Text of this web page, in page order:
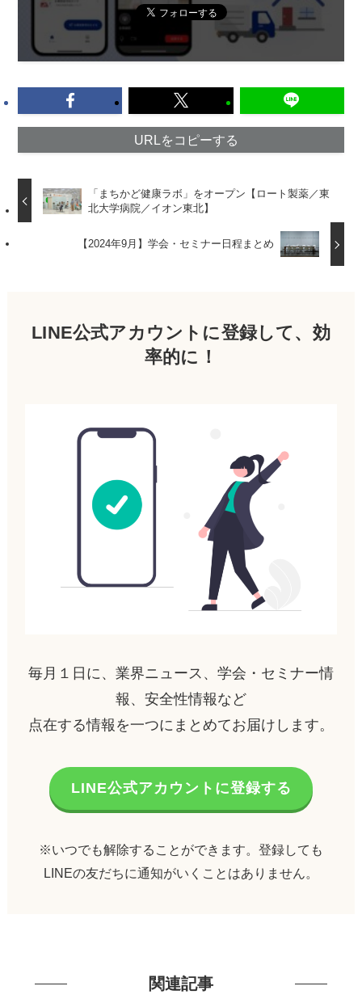
URLをコピーする
「まちかど健康ラボ」をオープン【ロート製薬／東
北大学病院／イオン東北】
【2024年9月】学会・セミナー日程まとめ
LINE公式アカウントに登録して、効
率的に！
毎月１日に、業界ニュース、学会・セミナー情
報、安全性情報など
点在する情報を一つにまとめてお届けします。
LINE公式アカウントに登録する
※いつでも解除することができます。登録しても
LINEの友だちに通知がいくことはありません。
関連記事